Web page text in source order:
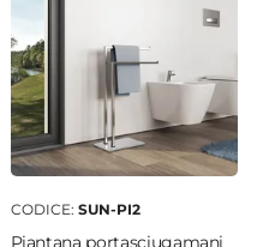
CODICE: SUN-PI2
Piantana portasciugamani